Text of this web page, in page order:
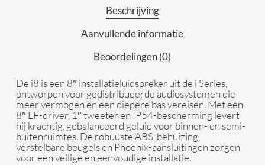
Beschrijving
Aanvullende informatie
Beoordelingen (0)
De i8 is een 8″ installatieluidspreker uit de i Series,
ontworpen voor gedistribueerde audiosystemen die
meer vermogen en een diepere bas vereisen. Met een
8″ LF-driver, 1″ tweeter en IP54-bescherming levert
hij krachtig, gebalanceerd geluid voor binnen- en semi-
buitenruimtes. De robuuste ABS-behuizing,
verstelbare beugels en Phoenix-aansluitingen zorgen
voor een veilige en eenvoudige installatie.